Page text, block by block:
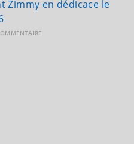
Zimmy en dédicace le